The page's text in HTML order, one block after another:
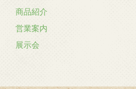
商品紹介
営業案内
展示会